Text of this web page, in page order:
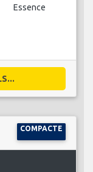
Essence
COMPACTE